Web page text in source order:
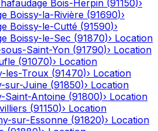
Bois-Herpin (91150)›
Boissy-la-Rivière (91690)›
Boissy-le-Cutté (91590)›
Boissy-le-Sec (91870)› Location
Saint-Yon (91790)› Location
(91070)› Location
les-Troux (91470)› Location
sur-Juine (91850)› Location
Saint-Antoine (91800)› Location
(91150)› Location
sur-Essonne (91820)› Location